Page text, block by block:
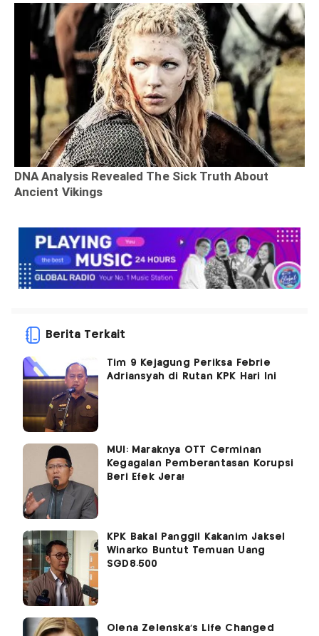
Berita Terkait
Tim 9 Kejagung Periksa Febrie
Adriansyah di Rutan KPK Hari Ini
MUI: Maraknya OTT Cerminan
Kegagalan Pemberantasan Korupsi
Beri Efek Jera!
KPK Bakal Panggil Kakanim Jaksel
Winarko Buntut Temuan Uang
SGD8.500